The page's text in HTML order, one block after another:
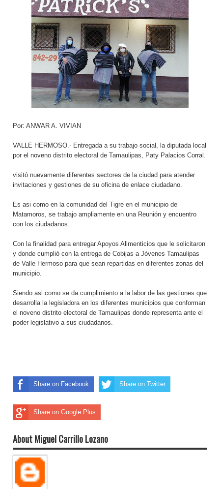
Por: ANWAR A. VIVIAN
VALLE HERMOSO.- Entregada a su trabajo social, la diputada local
por el noveno distrito electoral de Tamaulipas, Paty Palacios Corral.
visitó nuevamente diferentes sectores de la ciudad para atender
invitaciones y gestiones de su oficina de enlace ciudadano.
Es asi como en la comunidad del Tigre en el municipio de
Matamoros, se trabajo ampliamente en una Reunión y encuentro
con los ciudadanos.
Con la finalidad para entregar Apoyos Alimenticios que le solicitaron
y donde cumplió con la entrega de Cobijas a Jóvenes Tamaulipas
de Valle Hermoso para que sean repartidas en diferentes zonas del
municipio.
Siendo asi como se da cumplimiento a la labor de las gestiones que
desarrolla la legisladora en los diferentes municipios que conforman
el noveno distrito electoral de Tamaulipas donde representa ante el
poder legislativo a sus ciudadanos.
Share on Facebook Share on Twitter
Share on Google Plus
About Miguel Carrillo Lozano